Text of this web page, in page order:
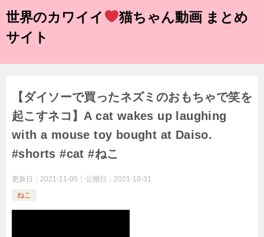
世界のカワイイ
猫ちゃん動画 まとめ
サイト
【ダイソーで買ったネズミのおもちゃで笑を
起こすネコ】A cat wakes up laughing
with a mouse toy bought at Daiso.
#shorts #cat #ねこ
更新日： 2021-11-05 公開日： 2021-10-31
ねこ